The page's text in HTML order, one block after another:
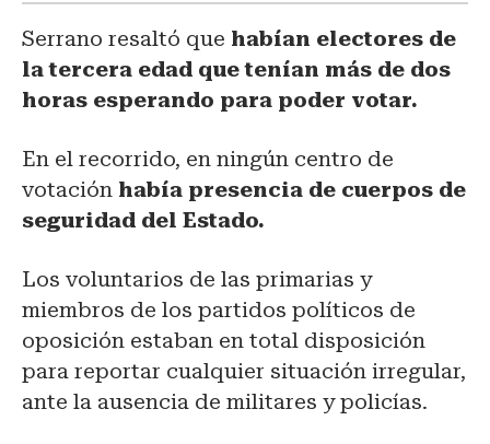
Serrano resaltó que habían electores de
la tercera edad que tenían más de dos
horas esperando para poder votar.
En el recorrido, en ningún centro de
votación había presencia de cuerpos de
seguridad del Estado.
Los voluntarios de las primarias y
miembros de los partidos políticos de
oposición estaban en total disposición
para reportar cualquier situación irregular,
ante la ausencia de militares y policías.